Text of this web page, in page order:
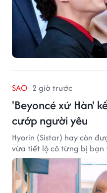
SAO 2 giờ trước
'Beyoncé xứ Hàn'
cướp người yêu
Hyorin (Sistar) hay còn
vừa tiết lộ cô từng bị bạn